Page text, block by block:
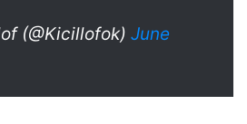
(@Kicillofok) June